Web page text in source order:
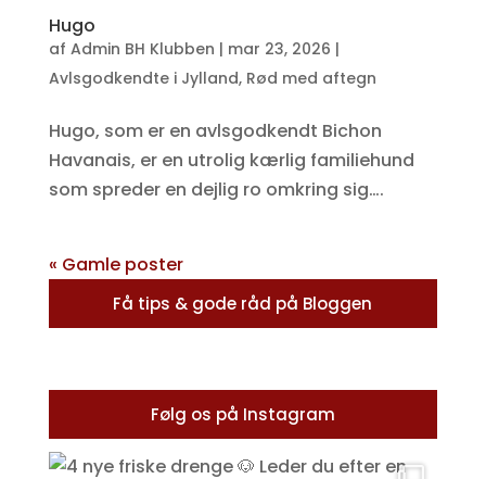
Hugo
af Admin BH Klubben | mar 23, 2026 |
Avlsgodkendte i Jylland, Rød med aftegn
Hugo, som er en avlsgodkendt Bichon
Havanais, er en utrolig kærlig familiehund
som spreder en dejlig ro omkring sig….
« Gamle poster
Få tips & gode råd på Bloggen
Følg os på Instagram